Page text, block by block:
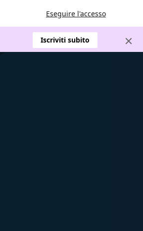
Eseguire l'accesso
Iscriviti subito